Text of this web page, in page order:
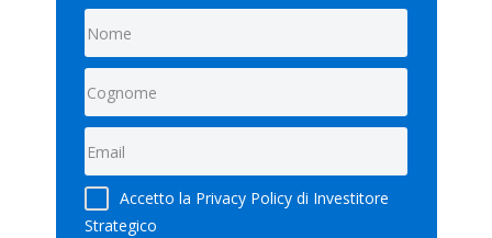
Accetto la Privacy Policy di Investitore
Strategico